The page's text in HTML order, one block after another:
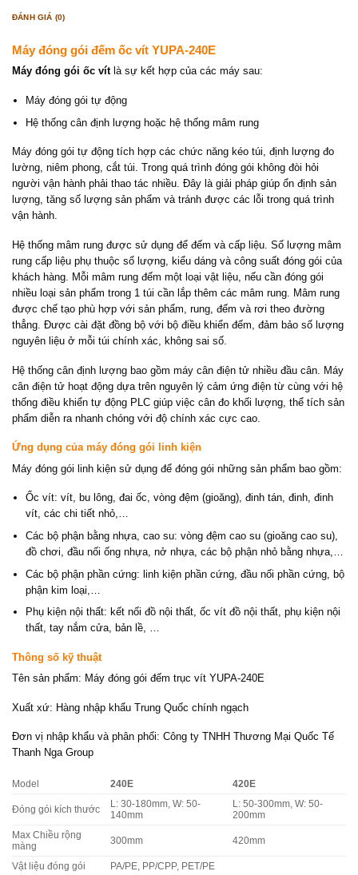
ĐÁNH GIÁ (0)
Máy đóng gói đếm ốc vít YUPA-240E
Máy đóng gói ốc vítlà sự kết hợp của các máy sau:
Máy đóng gói tự động
Hệ thống cân định lượng hoặc hệ thống mâm rung
Máy đóng gói tự động tích hợp các chức năng kéo túi, định lượng đo
lường, niêm phong, cắt túi. Trong quá trình đóng gói không đòi hỏi
người vận hành phải thao tác nhiều. Đây là giải pháp giúp ổn định sản
lượng, tăng số lượng sản phẩm và tránh được các lỗi trong quá trình
vận hành.
Hệ thống mâm rung được sử dụng để đếm và cấp liệu. Số lượng mâm
rung cấp liệu phụ thuộc số lượng, kiểu dáng và công suất đóng gói của
khách hàng. Mỗi mâm rung đếm một loại vật liệu, nếu cần đóng gói
nhiều loại sản phẩm trong 1 túi cần lắp thêm các mâm rung. Mâm rung
được chế tạo phù hợp với sản phẩm, rung, đếm và rơi theo đường
thẳng. Được cài đặt đồng bộ với bộ điều khiển đếm, đảm bảo số lượng
nguyên liệu ở mỗi túi chính xác, không sai số.
Hệ thống cân định lượng bao gồm máy cân điện tử nhiều đầu cân. Máy
cân điện tử hoạt động dựa trên nguyên lý cảm ứng điện từ cùng với hệ
thống điều khiển tự động PLC giúp việc cân đo khối lượng, thể tích sản
phẩm diễn ra nhanh chóng với độ chính xác cực cao.
Ứng dụng của máy đóng gói linh kiện
Máy đóng gói linh kiện sử dụng để đóng gói những sản phẩm bao gồm:
Ốc vít: vít, bu lông, đai ốc, vòng đệm (gioăng), đinh tán, đinh, đinh
vít, các chi tiết nhỏ,…
Các bộ phận bằng nhựa, cao su: vòng đệm cao su (gioăng cao su),
đồ chơi, đầu nối ống nhựa, nở nhựa, các bộ phận nhỏ bằng nhựa,…
Các bộ phận phần cứng: linh kiện phần cứng, đầu nối phần cứng, bộ
phận kim loại,…
Phụ kiện nội thất: kết nối đồ nội thất, ốc vít đồ nội thất, phụ kiện nội
thất, tay nắm cửa, bản lề, …
Thông số kỹ thuật
Tên sản phẩm: Máy đóng gói đếm trục vít YUPA-240E
Xuất xứ: Hàng nhập khẩu Trung Quốc chính ngạch
Đơn vị nhập khẩu và phân phối: Công ty TNHH Thương Mại Quốc Tế
Thanh Nga Group
Model 240E 420E
Đóng gói kích thước
L: 30-180mm, W: 50-
140mm
L: 50-300mm, W: 50-
200mm
Max Chiều rộng
màng
300mm 420mm
Vật liệu đóng gói PA/PE, PP/CPP, PET/PE